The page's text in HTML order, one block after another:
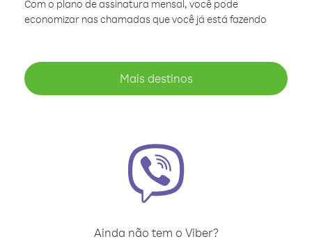
Com o plano de assinatura mensal, você pode
economizar nas chamadas que você já está fazendo
Mais destinos
Ainda não tem o Viber?